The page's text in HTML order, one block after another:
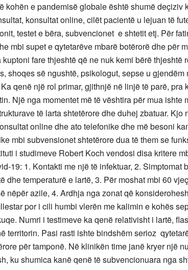
kohën e pandemisë globale është shumë deçiziv
konsultat online, cilët pacientë u lejuan të
testet e bëra, subvencionet e shtetit etj. Për
mbi supet e qytetarëve mbarë botërorë dhe për
fare thjeshtë që ne nuk kemi bërë thjeshtë
shoqes së ngushtë, psikologut, sepse u
qenë një rol primar, gjithnjë në linjë të parë, pra
Një nga momentet më të vështira për mua ishte
të larta shtetërore dhe duhej zbatuar. Kjo
online dhe ato telefonike dhe më besoni
mbi subvensionet shtetërore dua të them se
i studimeve Robert Koch vendosi disa kritere
19: 1. Kontakti me një të infektuar, 2. Simptomat
dhe temperaturë e lartë, 3. Për moshat mbi 60
nëpër azile, 4. Ardhja nga zonat që
por i cili humbi vlerën me kalimin e kohës
Numri i testimeve ka qenë relativisht i lartë,
territorin. Pasi rasti ishte bindshëm serioz
për tamponë. Në klinikën time janë kryer një
ku shumica kanë qenë të subvencionuara nga